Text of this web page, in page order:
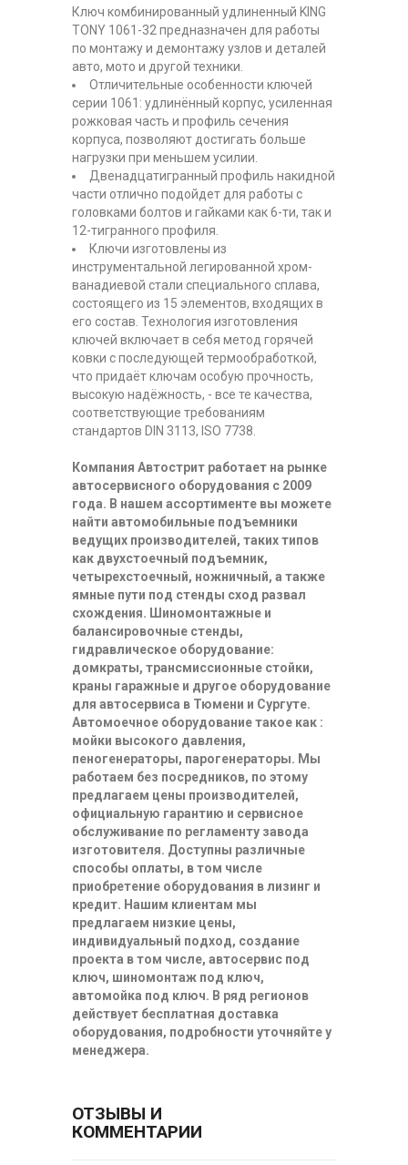
Ключ комбинированный удлиненный KING
TONY 1061-32 предназначен для работы
по монтажу и демонтажу узлов и деталей
авто, мото и другой техники.
Отличительные особенности ключей
серии 1061: удлинённый корпус, усиленная
рожковая часть и профиль сечения
корпуса, позволяют достигать больше
нагрузки при меньшем усилии.
Двенадцатигранный профиль накидной
части отлично подойдет для работы с
головками болтов и гайками как 6-ти, так и
12-тигранного профиля.
Ключи изготовлены из
инструментальной легированной хром-
ванадиевой стали специального сплава,
состоящего из 15 элементов, входящих в
его состав. Технология изготовления
ключей включает в себя метод горячей
ковки с последующей термообработкой,
что придаёт ключам особую прочность,
высокую надёжность, - все те качества,
соответствующие требованиям
стандартов DIN 3113, ISO 7738.
Компания Автострит работает на рынке
автосервисного оборудования с 2009
года. В нашем ассортименте вы можете
найти автомобильные подъемники
ведущих производителей, таких типов
как двухстоечный подъемник,
четырехстоечный, ножничный, а также
ямные пути под стенды сход развал
схождения. Шиномонтажные и
балансировочные стенды,
гидравлическое оборудование:
домкраты, трансмиссионные стойки,
краны гаражные и другое оборудование
для автосервиса в Тюмени и Сургуте.
Автомоечное оборудование такое как :
мойки высокого давления,
пеногенераторы, парогенераторы. Мы
работаем без посредников, по этому
предлагаем цены производителей,
официальную гарантию и сервисное
обслуживание по регламенту завода
изготовителя. Доступны различные
способы оплаты, в том числе
приобретение оборудования в лизинг и
кредит. Нашим клиентам мы
предлагаем низкие цены,
индивидуальный подход, создание
проекта в том числе, автосервис под
ключ, шиномонтаж под ключ,
автомойка под ключ. В ряд регионов
действует бесплатная доставка
оборудования, подробности уточняйте у
менеджера.
ОТЗЫВЫ И
КОММЕНТАРИИ